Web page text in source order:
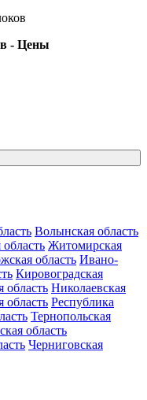
- Цены
Волынская область
Житомирская
область Ивано-
Кировоградская
область Николаевская
область Республика
Тернопольская
область
Черниговская